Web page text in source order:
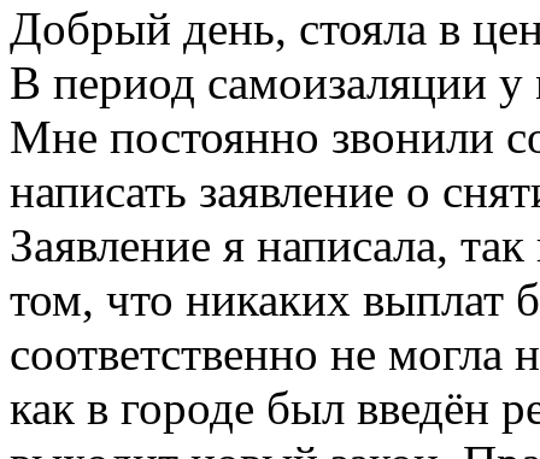
Добрый день, стояла в
В период самоизаляции у
Мне постоянно звонили
написать заявление о
Заявление я написала,
том, что никаких выплат
соответственно не могла
как в городе был введён